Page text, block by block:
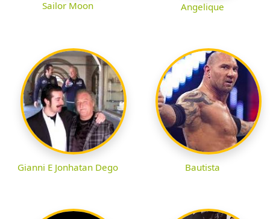
Sailor Moon Angelique
Gianni E Jonhatan Dego Bautista